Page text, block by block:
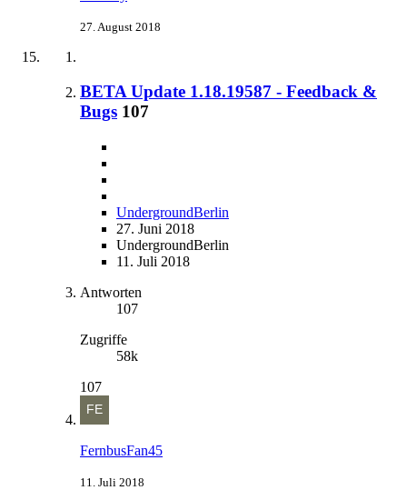
27. August 2018
BETA Update 1.18.19587 - Feedback &
Bugs 107
UndergroundBerlin
27. Juni 2018
UndergroundBerlin
11. Juli 2018
Antworten
107
Zugriffe
58k
107
FernbusFan45
11. Juli 2018